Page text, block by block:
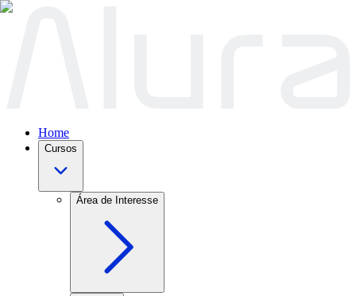
Home
Cursos
Área de Interesse